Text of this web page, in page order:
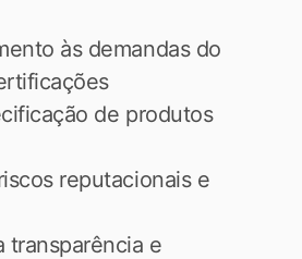
às demandas do
de produtos
reputacionais e
transparência e